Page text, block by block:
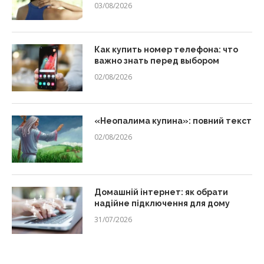
03/08/2026
Как купить номер телефона: что
важно знать перед выбором
02/08/2026
«Неопалима купина»: повний текст
02/08/2026
Домашній інтернет: як обрати
надійне підключення для дому
31/07/2026